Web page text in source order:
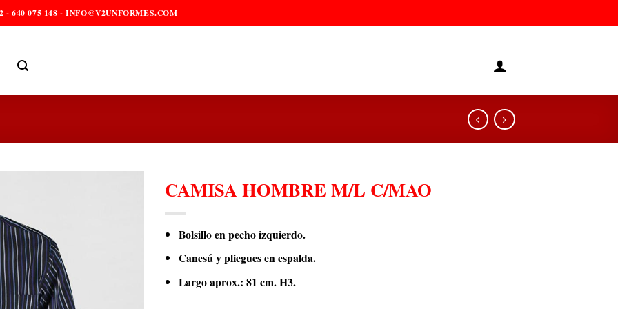
640 075 148 - INFO@V2UNFORMES.COM
CAMISA HOMBRE M/L C/MAO
Bolsillo en pecho izquierdo.
Canesú y pliegues en espalda.
Largo aprox.: 81 cm. H3.